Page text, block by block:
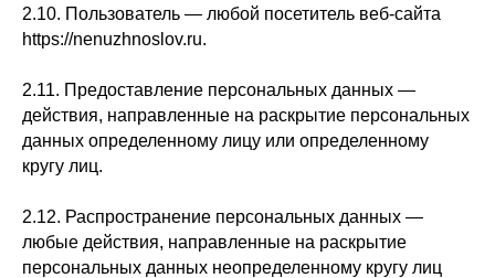
2.10. Пользователь — любой посетитель веб-сайта
https://nenuzhnoslov.ru.
2.11. Предоставление персональных данных —
действия, направленные на раскрытие персональных
данных определенному лицу или определенному
кругу лиц.
2.12. Распространение персональных данных —
любые действия, направленные на раскрытие
персональных данных неопределенному кругу лиц